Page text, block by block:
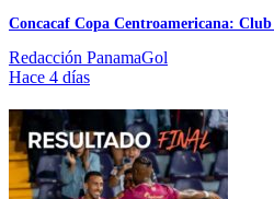
Concacaf Copa Centroamericana:
Redacción PanamaGol
Hace 4 días